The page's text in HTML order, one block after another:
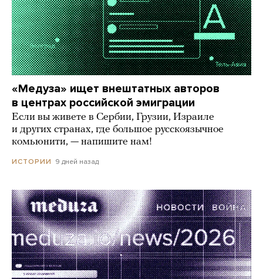
«Медуза» ищет внештатных авторов
в центрах российской эмиграции
Если вы живете в Сербии, Грузии, Израиле
и других странах, где большое русскоязычное
комьюнити, — напишите нам!
ИСТОРИИ 9 дней назад